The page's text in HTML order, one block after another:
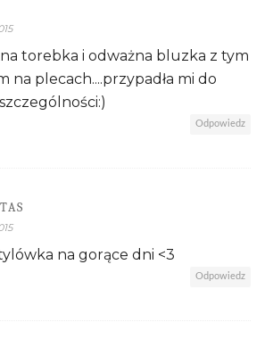
torebka i odważna bluzka z tym
na plecach....przypadła mi do
Odpowiedz
na gorące dni <3
Odpowiedz